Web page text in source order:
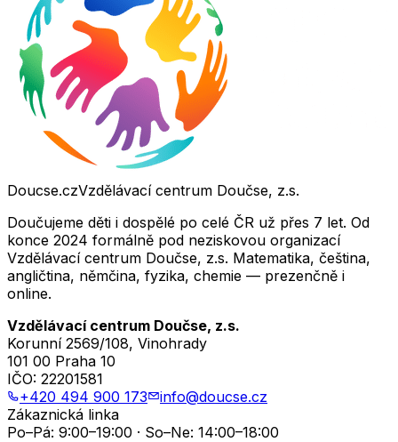
Doucse.czVzdělávací centrum Doučse, z.s.
Doučujeme děti i dospělé po celé ČR už přes 7 let. Od
konce 2024 formálně pod neziskovou organizací
Vzdělávací centrum Doučse, z.s. Matematika, čeština,
angličtina, němčina, fyzika, chemie — prezenčně i
online.
Vzdělávací centrum Doučse, z.s.
Korunní 2569/108, Vinohrady
101 00 Praha 10
IČO: 22201581
+420 494 900 173
info@doucse.cz
Zákaznická linka
Po–Pá: 9:00–19:00 · So–Ne: 14:00–18:00